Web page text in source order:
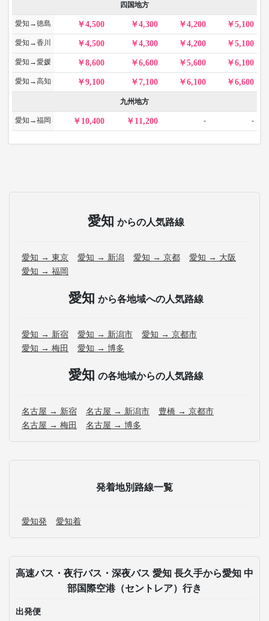
四国地方
愛知→徳島 4,500 4,300 4,200 5,100
愛知→香川 4,500 4,300 4,200 5,100
愛知→愛媛 8,600 6,600 5,600 6,100
愛知→高知 9,100 7,100 6,100 6,600
九州地方
愛知→福岡 10,400 11,200 - -
愛知 からの人気路線
愛知 → 東京 愛知 → 新潟 愛知 → 京都
愛知 → 大阪
愛知 → 福岡
愛知 から各地域への人気路線
愛知 → 新宿 愛知 → 新潟市
愛知 → 京都市
愛知 → 梅田
愛知 → 博多
愛知 の各地域からの人気路線
名古屋 → 新宿 名古屋 → 新潟市
豊橋 → 京都市
名古屋 → 梅田
名古屋 → 博多
発着地別路線一覧
愛知発 愛知着
高速バス・夜行バス・深夜バス 愛知 長久手から愛知 中
部国際空港（セントレア）行き
出発便